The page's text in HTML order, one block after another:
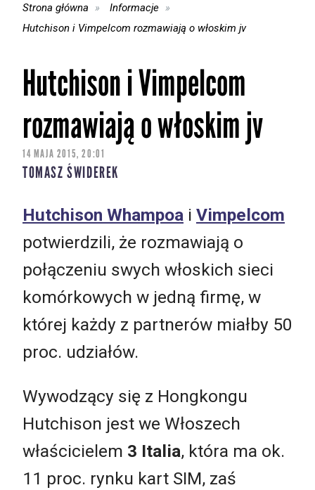
Strona główna
Informacje
Hutchison i Vimpelcom rozmawiają o włoskim jv
Hutchison i Vimpelcom
rozmawiają o włoskim jv
14 MAJA 2015, 20:01
TOMASZ ŚWIDEREK
Hutchison Whampoa i Vimpelcom
potwierdzili, że rozmawiają o
połączeniu swych włoskich sieci
komórkowych w jedną firmę, w
której każdy z partnerów miałby 50
proc. udziałów.
Wywodzący się z Hongkongu
Hutchison jest we Włoszech
właścicielem 3 Italia, która ma ok.
11 proc. rynku kart SIM, zaś